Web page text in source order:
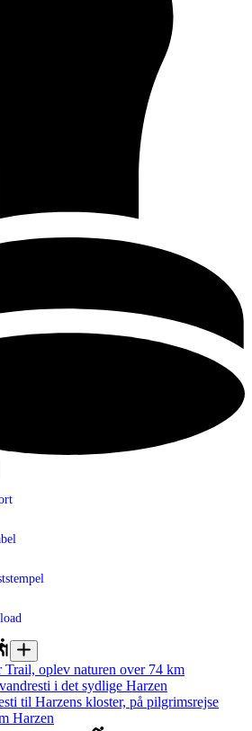
Trail, oplev naturen over 74 km
i det sydlige Harzen
til Harzens kloster, på pilgrimsrejse
Harzen